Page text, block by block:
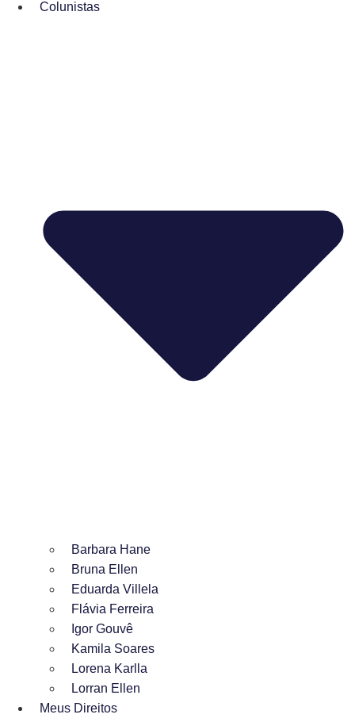
Colunistas
Barbara Hane
Bruna Ellen
Eduarda Villela
Flávia Ferreira
Igor Gouvê
Kamila Soares
Lorena Karlla
Lorran Ellen
Meus Direitos